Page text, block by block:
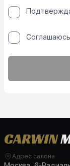
Адрес салона